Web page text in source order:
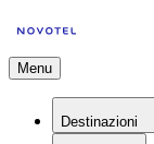
Menu
Destinazioni